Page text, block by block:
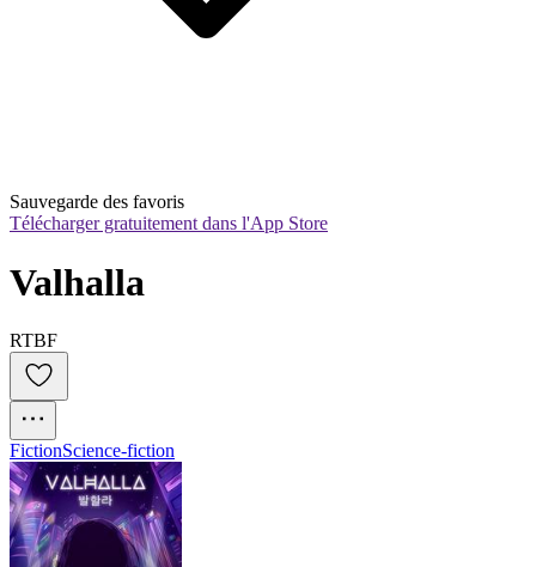
Sauvegarde des favoris
Télécharger gratuitement dans l'App Store
Valhalla
RTBF
FictionScience-fiction